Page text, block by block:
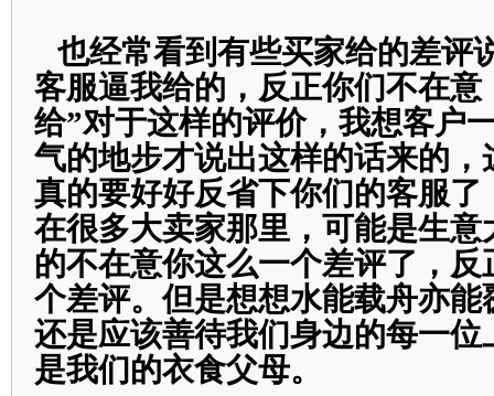
也经常看到有些买家给的差评
客服逼我给的，反正你们不在意
给”对于这样的评价，我想客户
气的地步才说出这样的话来的，
真的要好好反省下你们的客服了
在很多大卖家那里，可能是生意
的不在意你这么一个差评了，
个差评。但是想想水能载舟亦能
还是应该善待我们身边的每一位
是我们的衣食父母。